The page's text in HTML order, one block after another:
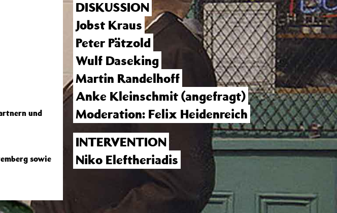
und
sowie
DISKUSSION
Jobst Kraus
Peter Pätzold
Wulf Daseking
Martin Randelhoff
Anke Kleinschmit (angefragt)
Moderation: Felix Heidenreich
INTERVENTION
Niko Eleftheriadis